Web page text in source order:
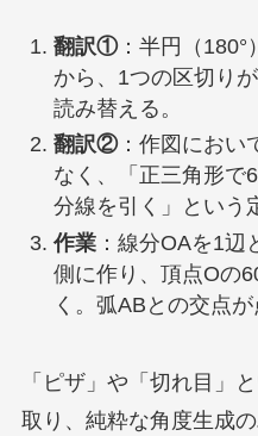
翻訳①：半円（180°
から、1つの区切り
読み替える。
翻訳②：作図におい
なく、「正三角形で
分線を引く」という
作業：線分OAを1辺
側に作り、頂点Oの
く。弧ABとの交点が
「ピザ」や「切れ目」
取り、純粋な角度生成